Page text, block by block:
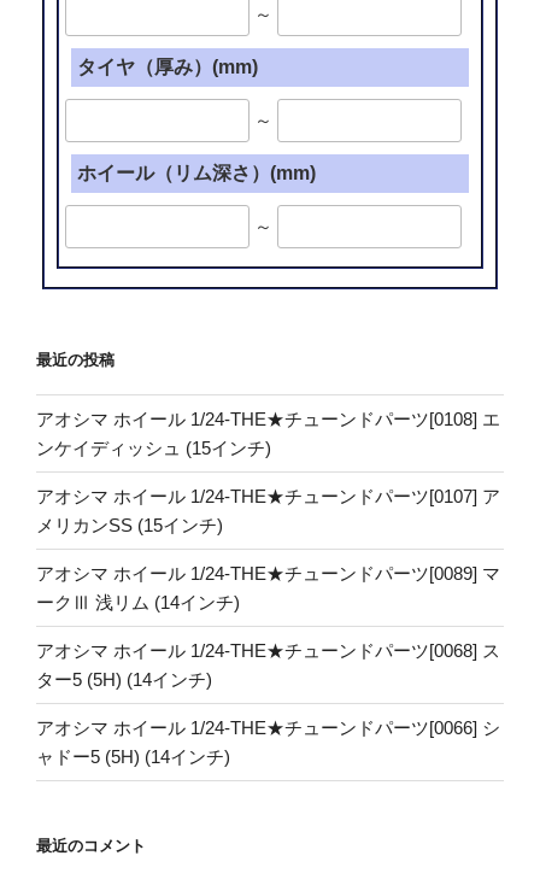
～
タイヤ（厚み）(mm)
～
ホイール（リム深さ）(mm)
～
最近の投稿
アオシマ ホイール 1/24-THE★チューンドパーツ[0108] エ
ンケイディッシュ (15インチ)
アオシマ ホイール 1/24-THE★チューンドパーツ[0107] ア
メリカンSS (15インチ)
アオシマ ホイール 1/24-THE★チューンドパーツ[0089] マ
ークⅢ 浅リム (14インチ)
アオシマ ホイール 1/24-THE★チューンドパーツ[0068] ス
ター5 (5H) (14インチ)
アオシマ ホイール 1/24-THE★チューンドパーツ[0066] シ
ャドー5 (5H) (14インチ)
最近のコメント